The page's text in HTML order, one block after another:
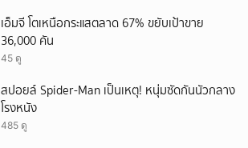
เอ็มจี โตเหนือกระแสตลาด 67% ขยับเป้าขาย
36,000 คัน
45 ดู
สปอยล์ Spider-Man เป็นเหตุ! หนุ่มซัดกันนัวกลาง
โรงหนัง
485 ดู